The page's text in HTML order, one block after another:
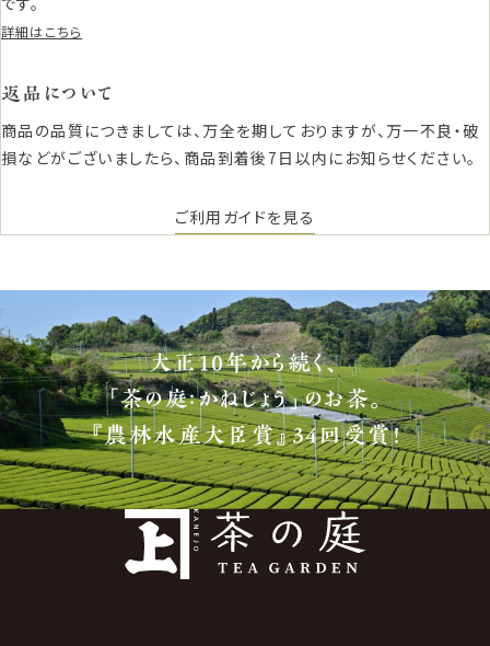
詳細はこちら
返品について
商品の品質につきましては、万全を期しておりますが、万一不良・破
損などがございましたら、商品到着後7日以内にお知らせください。
ご利用ガイドを見る
大正10年から続く、
「茶の庭：かねじょう」のお茶。
『農林水産大臣賞』34回受賞！